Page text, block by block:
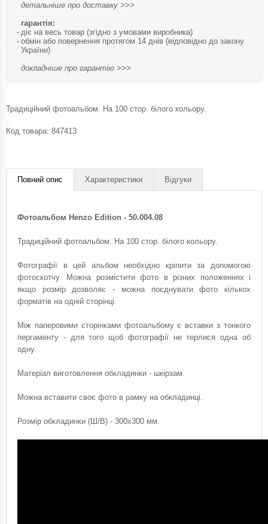
детальніше про доставку >>>
гарантія:
діє на весь товар (згідно з умовами виробника)
обмін або повернення протягом 14 днів (відповідно до закону
України)
докладніше про гарантію >>>
Традиційний фотоальбом. На 100 стор. білого кольору.
Код товара: 847413
Повний опис Характеристики Відгуки
Фотоальбом Henzo Edition - 50.004.08
Традиційний фотоальбом. На 100 стор. білого кольору.
Фотографії в цей альбом необхідно кріпити за допомогою
фотоскотчу. Можна розмістити фото в різних положеннях і
якщо розмір дозволяє - можна поєднувати фото кількох
форматів на одній сторінці.
Між паперовими сторінками фотоальбому є вставки з тонкого
пергаменту - для того щоб фотографії не терлися одна об
одну.
Матеріал виготовлення обкладинки - шкірзам.
Можна вставити своє фото в рамку на обкладинці.
Розмір обкладинки (Ш/В) - 300х300 мм.